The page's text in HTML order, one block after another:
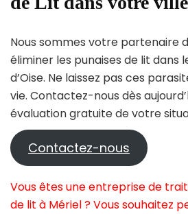
Nous sommes votre partenaire
éliminer les punaises de lit
d’Oise. Ne laissez pas ces
vie. Contactez-nous dès
évaluation gratuite de votre
Contactez-nous
Vous êtes une entreprise de
de lit à Mériel ? Vous souhaitez